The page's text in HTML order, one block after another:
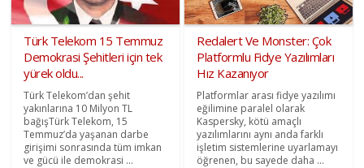
Türk Telekom 15 Temmuz
Demokrasi Şehitleri için tek
yürek oldu...
Türk Telekom’dan şehit
yakınlarına 10 Milyon TL
bağışTürk Telekom, 15
Temmuz’da yaşanan darbe
girişimi sonrasında tüm imkan
ve gücü ile demokrasi ...
Redalert Ve Monster: Çok
Platformlu Fidye Yazılımları
Hız Kazanıyor
Platformlar arası fidye yazılımı
eğilimine paralel olarak
Kaspersky, kötü amaçlı
yazılımlarını aynı anda farklı
işletim sistemlerine uyarlamayı
öğrenen, bu sayede daha ...